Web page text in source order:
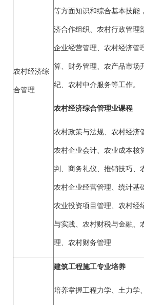
农村经济综
合管理
等方面知识和综合基本技能
济合作组织、农村行政管理
企业经营管理、农村经济管
算、财务管理、农产品市场
纪、农村中介服务等工作。
农村经济综合管理业课程
农村政策与法规、农村经济
农村企业会计、农业成本核
判、商务礼仪、推销技巧、
农村企业经营管理、统计基
农业投资项目管理、农村经
与实践、农村财税与金融、
理、农村财务管理
建筑工程施工专业培养
培养掌握工程力学、土力学